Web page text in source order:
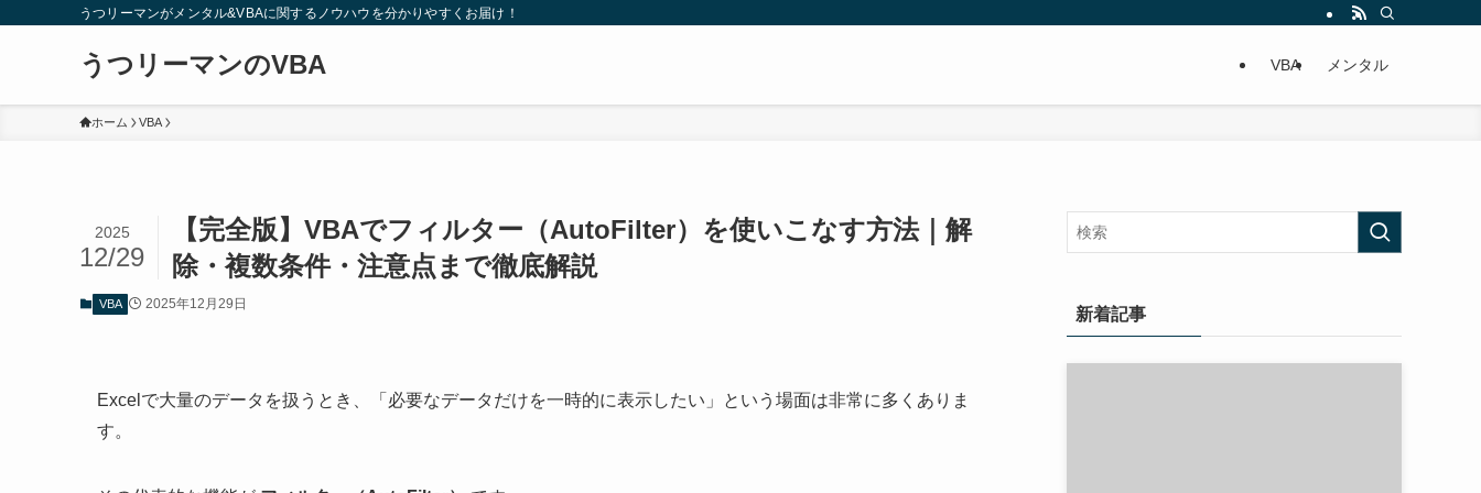
うつリーマンがメンタル&VBAに関するノウハウを分かりやすくお届け！
うつリーマンのVBA VBA メンタル
ホーム VBA
【完全版】VBAでフィルター（AutoFilter）を使いこなす方法｜解
除・複数条件・注意点まで徹底解説
2025
12/29
VBA 2025年12月29日
Excelで大量のデータを扱うとき、「必要なデータだけを一時的に表示したい」という場面は非常に多くありま
す。
新着記事